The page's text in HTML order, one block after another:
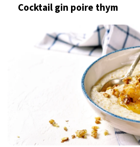
Cocktail gin poire thym